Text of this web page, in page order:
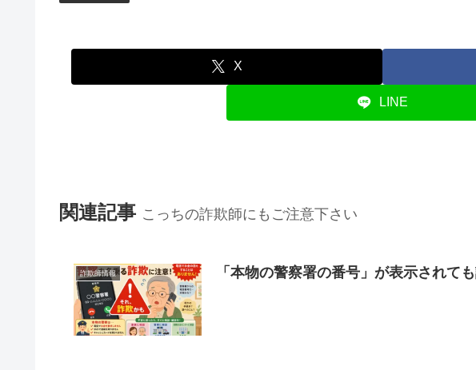
X
LINE
関連記事 こっちの詐欺師にもご注意下さい
詐欺師情報 「本物の警察署の番号」が表示されて